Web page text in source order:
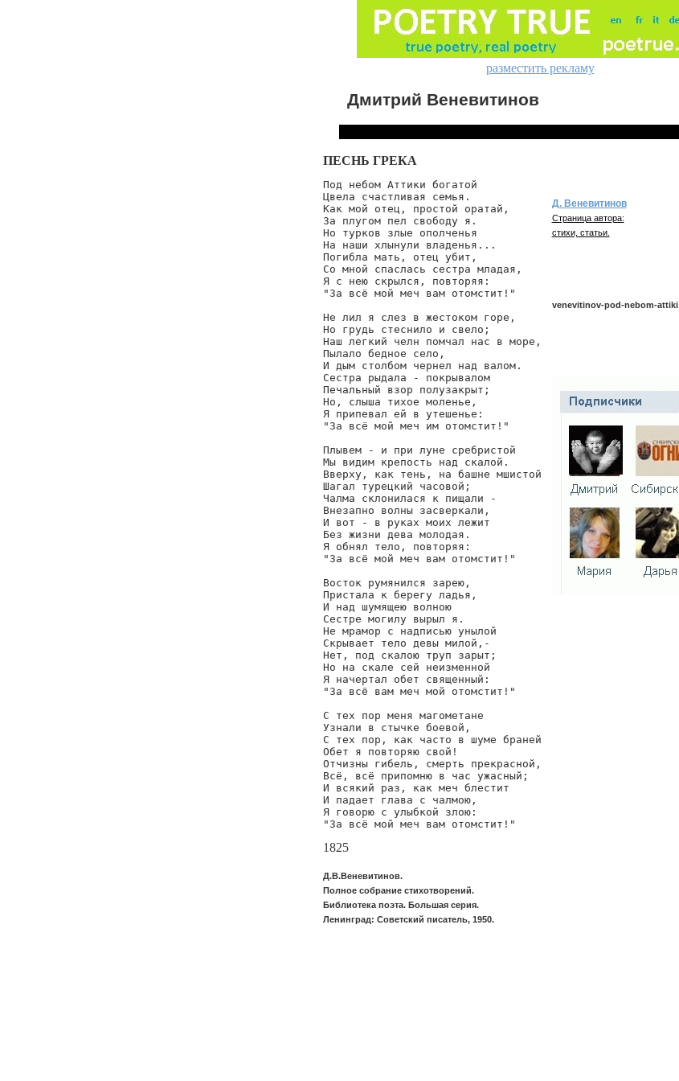
разместить рекламу
Дмитрий Веневитинов
ПЕСНЬ ГРЕКА
Под небом Аттики богатой
Цвела счастливая семья.
Как мой отец, простой оратай,
За плугом пел свободу я.
Но турков злые ополченья
На наши хлынули владенья...
Погибла мать, отец убит,
Со мной спаслась сестра младая,
Я с нею скрылся, повторяя:
"За всё мой меч вам отомстит!"
Не лил я слез в жестоком горе,
Но грудь стеснило и свело;
Наш легкий челн помчал нас в море,
Пылало бедное село,
И дым столбом чернел над валом.
Сестра рыдала - покрывалом
Печальный взор полузакрыт;
Но, слыша тихое моленье,
Я припевал ей в утешенье:
"За всё мой меч им отомстит!"
Плывем - и при луне сребристой
Мы видим крепость над скалой.
Вверху, как тень, на башне мшистой
Шагал турецкий часовой;
Чалма склонилася к пищали -
Внезапно волны засверкали,
И вот - в руках моих лежит
Без жизни дева молодая.
Я обнял тело, повторяя:
"За всё мой меч вам отомстит!"
Восток румянился зарею,
Пристала к берегу ладья,
И над шумящею волною
Сестре могилу вырыл я.
Не мрамор с надписью унылой
Скрывает тело девы милой,-
Нет, под скалою труп зарыт;
Но на скале сей неизменной
Я начертал обет священный:
"За всё вам меч мой отомстит!"
С тех пор меня магометане
Узнали в стычке боевой,
С тех пор, как часто в шуме браней
Обет я повторяю свой!
Отчизны гибель, смерть прекрасной,
Всё, всё припомню в час ужасный;
И всякий раз, как меч блестит
И падает глава с чалмою,
Я говорю с улыбкой злою:
"За всё мой меч вам отомстит!"
1825
Д.В.Веневитинов.
Полное собрание стихотворений.
Библиотека поэта. Большая серия.
Ленинград: Советский писатель, 1950.
Д. Веневитинов
Страница автора:
стихи, статьи.
venevitinov-pod-nebom-attiki